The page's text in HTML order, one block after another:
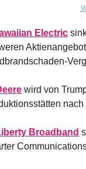
Electric
wird von
Broadband